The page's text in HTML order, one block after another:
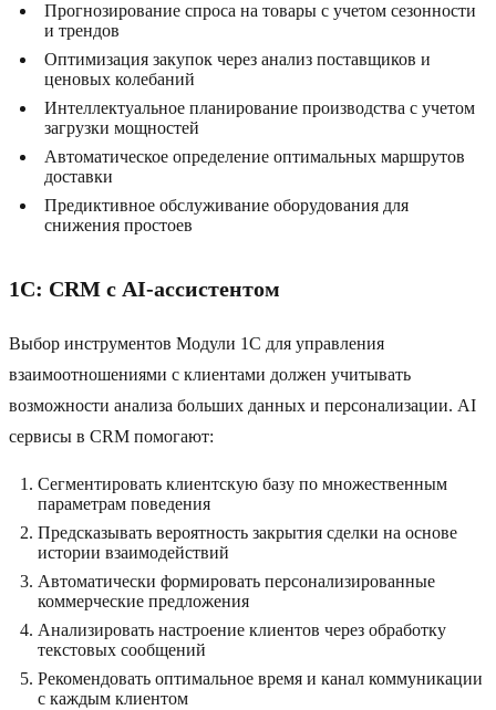
Прогнозирование спроса на товары с учетом сезонности
и трендов
Оптимизация закупок через анализ поставщиков и
ценовых колебаний
Интеллектуальное планирование производства с учетом
загрузки мощностей
Автоматическое определение оптимальных маршрутов
доставки
Предиктивное обслуживание оборудования для
снижения простоев
1C: CRM с AI-ассистентом
Выбор инструментов Модули 1C для управления
взаимоотношениями с клиентами должен учитывать
возможности анализа больших данных и персонализации. AI
сервисы в CRM помогают:
Сегментировать клиентскую базу по множественным
параметрам поведения
Предсказывать вероятность закрытия сделки на основе
истории взаимодействий
Автоматически формировать персонализированные
коммерческие предложения
Анализировать настроение клиентов через обработку
текстовых сообщений
Рекомендовать оптимальное время и канал коммуникации
с каждым клиентом